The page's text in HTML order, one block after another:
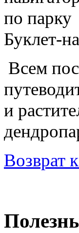
Буклет-
Всем
и
Возврат